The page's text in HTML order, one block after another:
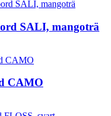
SALI, mangoträ
CAMO